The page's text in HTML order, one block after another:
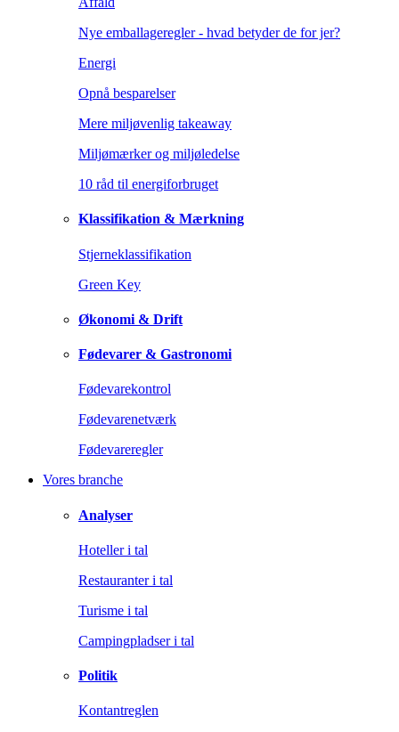
Nye emballageregler - hvad betyder de for jer?
Energi
Opnå besparelser
Mere miljøvenlig takeaway
Miljømærker og miljøledelse
10 råd til energiforbruget
Klassifikation & Mærkning
Stjerneklassifikation
Green Key
Økonomi & Drift
Fødevarer & Gastronomi
Fødevarekontrol
Fødevarenetværk
Fødevareregler
Vores branche
Analyser
Hoteller i tal
Restauranter i tal
Turisme i tal
Campingpladser i tal
Politik
Kontantreglen